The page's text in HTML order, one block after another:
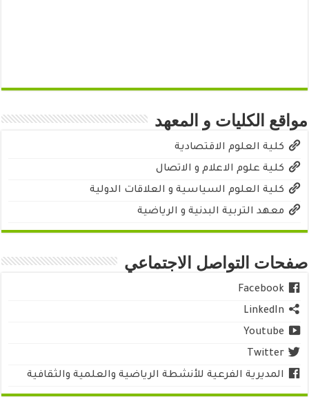
مواقع الكليات و المعهد
كلية العلوم الاقتصادية
كلية علوم الاعلام و الاتصال
كلية العلوم السياسية و العلاقات الدولية
معهد التربية البدنية و الرياضية
صفحات التواصل الاجتماعي
Facebook
LinkedIn
Youtube
Twitter
المديرية الفرعية للأنشطة الرياضية والعلمية والثقافية